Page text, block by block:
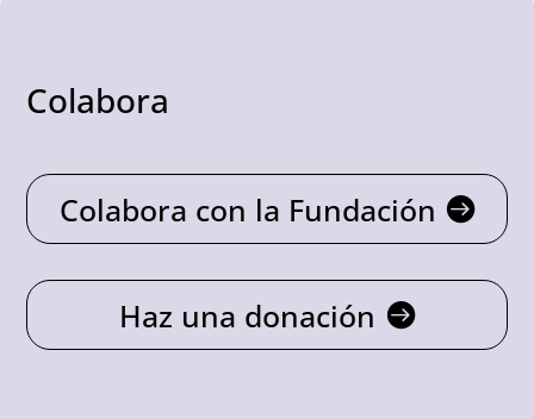
Colabora
Colabora con la Fundación
Haz una donación